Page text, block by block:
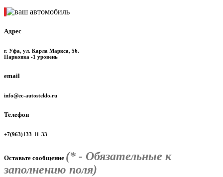
Адрес
г. Уфа, ул. Карла Маркса, 56.
Парковка -1 уровень
email
info@ec-autosteklo.ru
Телефон
+7(963)133-11-33
Оставьте сообщение (* - Обязательные к
заполнению поля)